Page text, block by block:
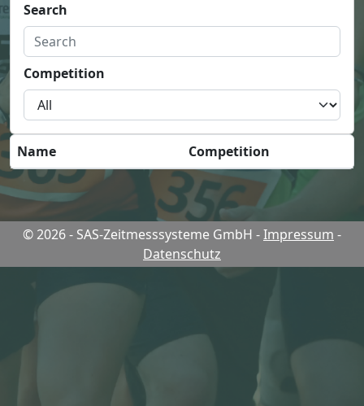
Search
Competition
Name Competition
© 2026 - SAS-Zeitmesssysteme GmbH -Impressum -
Datenschutz